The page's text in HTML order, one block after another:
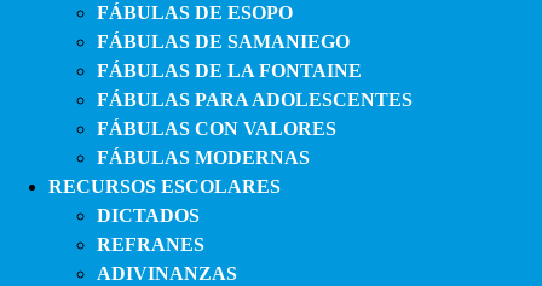
FÁBULAS DE ESOPO
FÁBULAS DE SAMANIEGO
FÁBULAS DE LA FONTAINE
FÁBULAS PARA ADOLESCENTES
FÁBULAS CON VALORES
FÁBULAS MODERNAS
RECURSOS ESCOLARES
DICTADOS
REFRANES
ADIVINANZAS